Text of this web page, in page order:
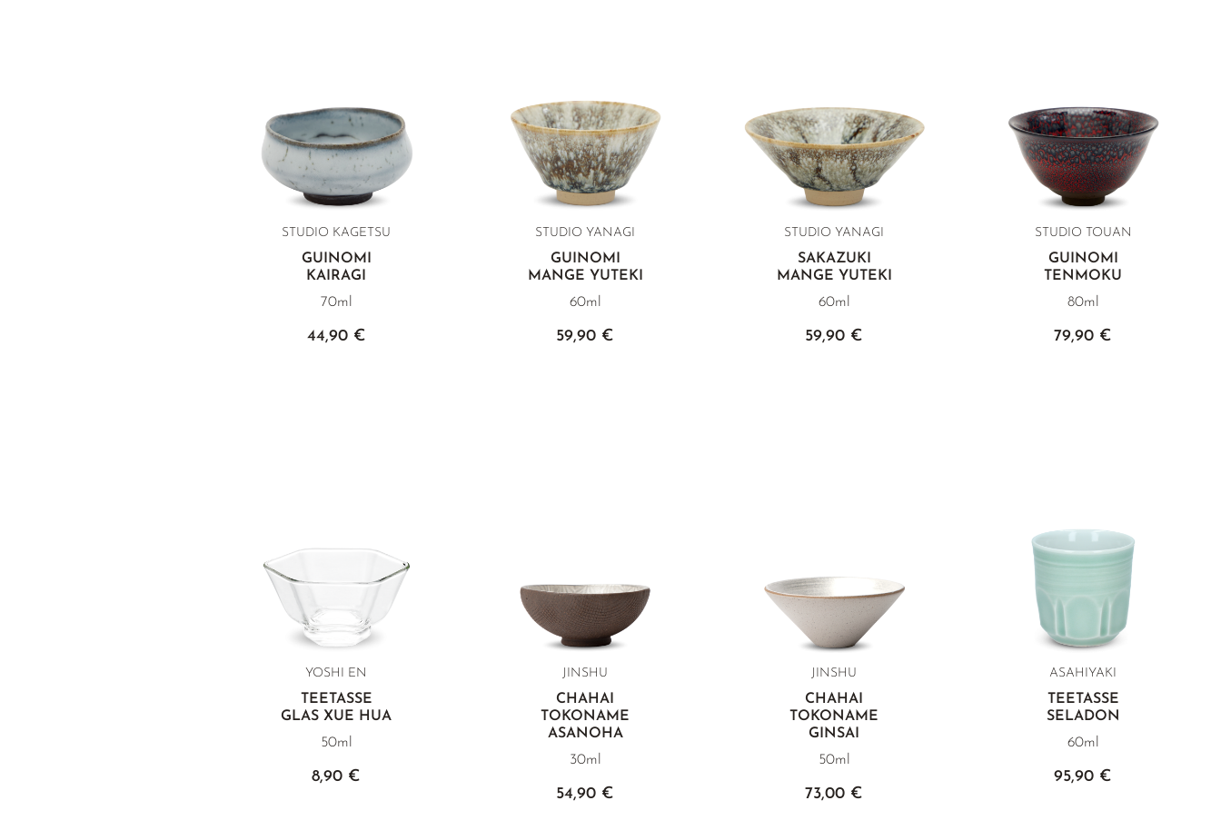
STUDIO KAGETSU
GUINOMI
KAIRAGI
70ml
44,90 €
STUDIO YANAGI
GUINOMI
MANGE YUTEKI
60ml
59,90 €
STUDIO YANAGI
SAKAZUKI
MANGE YUTEKI
60ml
59,90 €
STUDIO TOUAN
GUINOMI
TENMOKU
80ml
79,90 €
YOSHI EN
TEETASSE
GLAS XUE HUA
50ml
8,90 €
JINSHU
CHAHAI
TOKONAME
ASANOHA
30ml
54,90 €
JINSHU
CHAHAI
TOKONAME
GINSAI
50ml
73,00 €
ASAHIYAKI
TEETASSE
SELADON
60ml
95,90 €